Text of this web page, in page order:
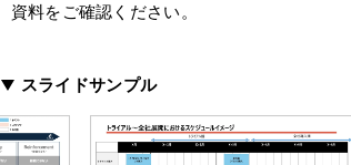
料をご確認ください。
スライドサンプル